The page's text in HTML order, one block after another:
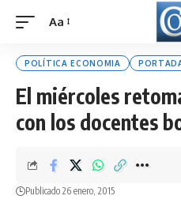
Font
Aa
POLÍTICA ECONOMIA
El miércoles
con los docentes
Publicado 26 enero, 2015